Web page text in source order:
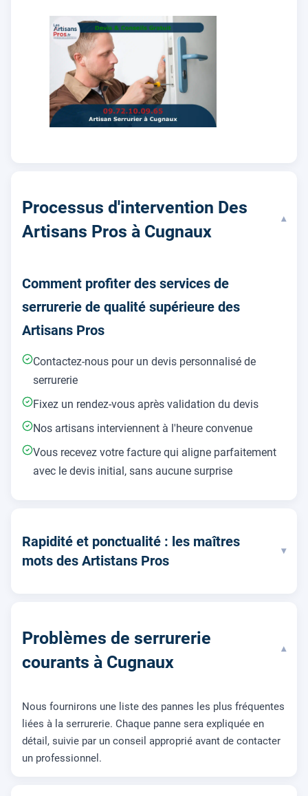
Processus d'intervention Des
Artisans Pros à Cugnaux
▾
Comment profiter des services de
serrurerie de qualité supérieure des
Artisans Pros
Contactez-nous pour un devis personnalisé de
serrurerie
Fixez un rendez-vous après validation du devis
Nos artisans interviennent à l'heure convenue
Vous recevez votre facture qui aligne parfaitement
avec le devis initial, sans aucune surprise
Rapidité et ponctualité : les maîtres
mots des Artistans Pros
▾
Problèmes de serrurerie
courants à Cugnaux
▾
Nous fournirons une liste des pannes les plus fréquentes
liées à la serrurerie. Chaque panne sera expliquée en
détail, suivie par un conseil approprié avant de contacter
un professionnel.